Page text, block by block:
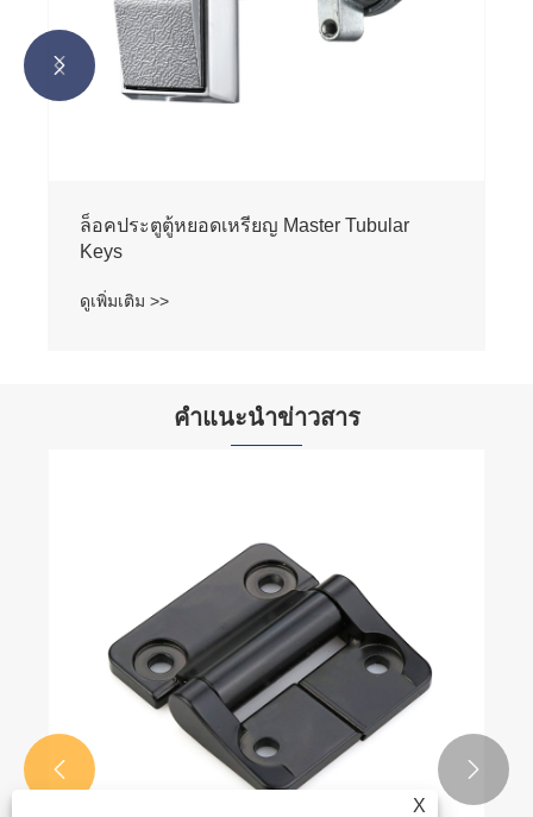
ล็อคประตูตู้หยอดเหรียญ Master Tubular
Keys
ดูเพิ่มเติม >>


คำแนะนำข่าวสาร
 
X